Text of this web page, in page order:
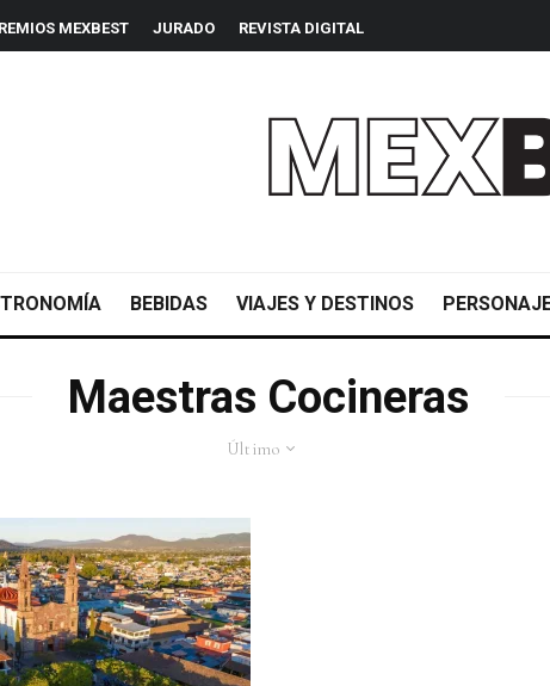
MEXBEST JURADO REVISTA DIGITAL
BEBIDAS VIAJES Y DESTINOS
Maestras Cocineras
Último